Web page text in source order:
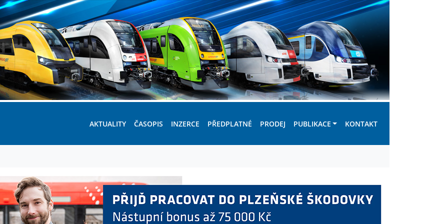
AKTUALITY ČASOPIS INZERCE PŘEDPLATNÉ PRODEJ PUBLIKACE KONTAKT